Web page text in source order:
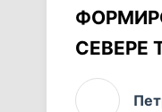
СЕВЕРЕ